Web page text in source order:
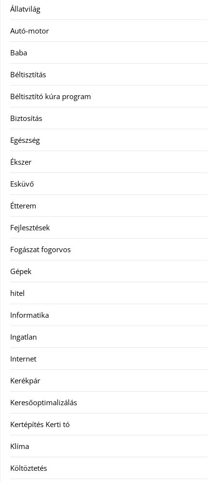
Állatvilág
Autó-motor
Baba
Béltisztítás
Béltisztító kúra program
Biztosítás
Egészség
Ékszer
Esküvő
Étterem
Fejlesztések
Fogászat fogorvos
Gépek
hitel
Informatika
Ingatlan
Internet
Kerékpár
Keresőoptimalizálás
Kertépítés Kerti tó
Klíma
Költöztetés